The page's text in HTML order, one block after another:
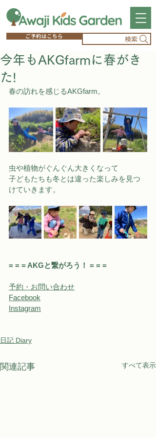
ご予約はこちら 検索
今年もAKGfarmに春がき
た!
春の訪れを感じるAKGfarm。
虫や植物がぐんぐん大きくなって
子どもたちも冬とは違った楽しみを見つ
けていきます。
= = = AKGと繋がろう！ = = =
予約・お問い合わせ
Facebook
Instagram
日記 Diary
関連記事 すべて表示